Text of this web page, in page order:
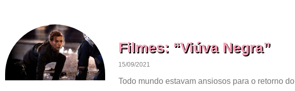
Filmes: “Viúva Negra”
15/09/2021
Todo mundo estavam ansiosos para o retorno do